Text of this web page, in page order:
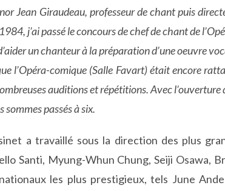
Jean Giraudeau, professeur de chant puis
j’ai passé le concours de chef de chant de
un chanteur à la préparation d’une oeuvre
l’Opéra-comique (Salle Favart) était encore
auditions et répétitions. Avec l’ouverture
passés à six.
a travaillé sous la direction des plus
Santi, Myung-Whun Chung, Seiji Osawa,
les plus prestigieux, tels June